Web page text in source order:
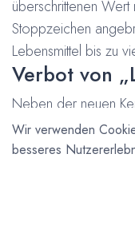
überschrittenen
Stoppzeichen
Lebensmittel bis zu
Verbot von
Neben der neuen
Einsatz von
14 Jahren verboten.
auch das
Meal von
Wir verwenden
besseres